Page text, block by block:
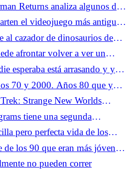
Returns analiza algunos de
de la película
el videojuego más antiguo
jugado
al cazador de dinosaurios de
afrontar volver a ver un
"Me levantaré y saldré de la
esperaba está arrasando y ya
enganchados
70 y 2000. Años 80 que ya
Strange New Worlds
a la temporada 3
tiene una segunda
en vivo
pero perfecta vida de los
años 70
de los 90 que eran más jóvenes
no pueden correr